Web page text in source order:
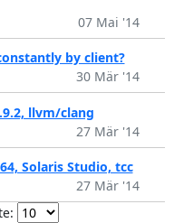
07 Mai '14
by client?
30 Mär '14
llvm/clang
27 Mär '14
Solaris Studio, tcc
27 Mär '14